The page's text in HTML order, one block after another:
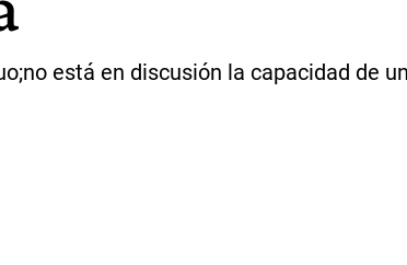
está en discusión la capacidad de